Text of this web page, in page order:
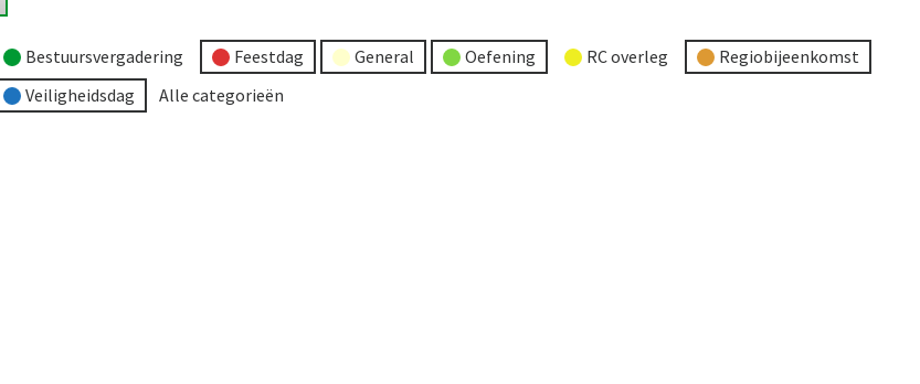
Bestuursvergadering Feestdag General Oefening RC overleg
Regiobijeenkomst
Veiligheidsdag
Alle categorieën